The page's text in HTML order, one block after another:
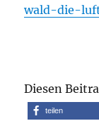
wald-die-
Diesen
teilen